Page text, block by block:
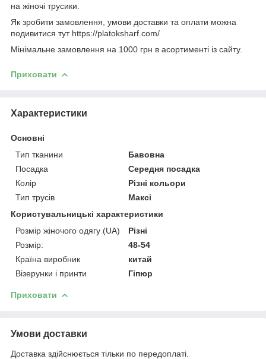
на жіночі трусики.
Як зробити замовлення, умови доставки та оплати можна
подивитися тут https://platoksharf.com/
Мінімальне замовлення на 1000 грн в асортименті із сайту.
Приховати
Характеристики
Основні
Тип тканини
Бавовна
Посадка
Середня посадка
Колір
Різні кольори
Тип трусів
Максі
Користувальницькі характеристики
Розмір жіночого одягу (UA)
Різні
Розмір:
48-54
Країна виробник
китай
Візерунки і принти
Гіпюр
Приховати
Умови доставки
Доставка здійснюється тільки по передоплаті.